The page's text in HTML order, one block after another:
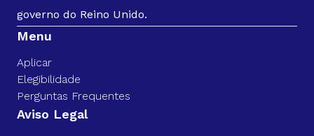
governo do Reino Unido.
Menu
Aplicar
Elegibilidade
Perguntas Frequentes
Aviso Legal